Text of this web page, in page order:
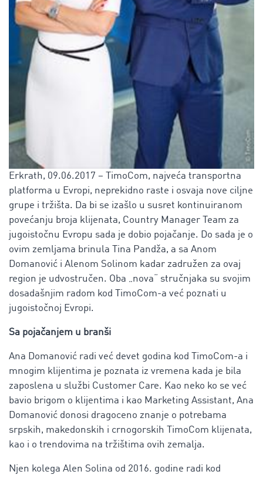
Erkrath, 09.06.2017 – TimoCom, najveća transportna
platforma u Evropi, neprekidno raste i osvaja nove ciljne
grupe i tržišta. Da bi se izašlo u susret kontinuiranom
povećanju broja klijenata, Country Manager Team za
jugoistočnu Evropu sada je dobio pojačanje. Do sada je o
ovim zemljama brinula Tina Pandža, a sa Anom
Domanović i Alenom Solinom kadar zadružen za ovaj
region je udvostručen. Oba „nova“ stručnjaka su svojim
dosadašnjim radom kod TimoCom-a već poznati u
jugoistočnoj Evropi.
Sa pojačanjem u branši
Ana Domanović radi već devet godina kod TimoCom-a i
mnogim klijentima je poznata iz vremena kada je bila
zaposlena u službi Customer Care. Kao neko ko se već
bavio brigom o klijentima i kao Marketing Assistant, Ana
Domanović donosi dragoceno znanje o potrebama
srpskih, makedonskih i crnogorskih TimoCom klijenata,
kao i o trendovima na tržištima ovih zemalja.
Njen kolega Alen Solina od 2016. godine radi kod